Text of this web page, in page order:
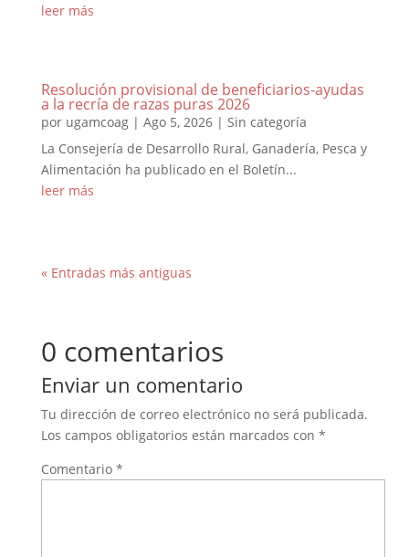
leer más
Resolución provisional de beneficiarios-ayudas
a la recría de razas puras 2026
por ugamcoag| Ago 5, 2026| Sin categoría
La Consejería de Desarrollo Rural, Ganadería, Pesca y
Alimentación ha publicado en el Boletín...
leer más
« Entradas más antiguas
0 comentarios
Enviar un comentario
Tu dirección de correo electrónico no será publicada.
Los campos obligatorios están marcados con *
Comentario *